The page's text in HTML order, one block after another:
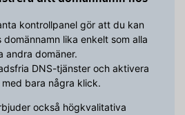
kontrollpanel gör att du kan
domännamn lika enkelt som alla
andra domäner.
DNS-tjänster och aktivera
med bara några klick.
också högkvalitativa